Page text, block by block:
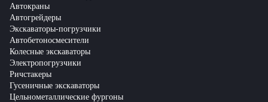
Автокраны
Автогрейдеры
Экскаваторы-погрузчики
Автобетоносмесители
Колесные экскаваторы
Электропогрузчики
Ричстакеры
Гусеничные экскаваторы
Цельнометаллические фургоны